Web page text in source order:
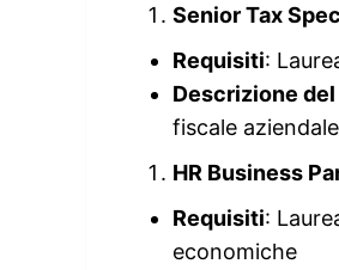
Senior Tax
Requisiti:
Descrizione
fiscale
HR Business
Requisiti:
economiche